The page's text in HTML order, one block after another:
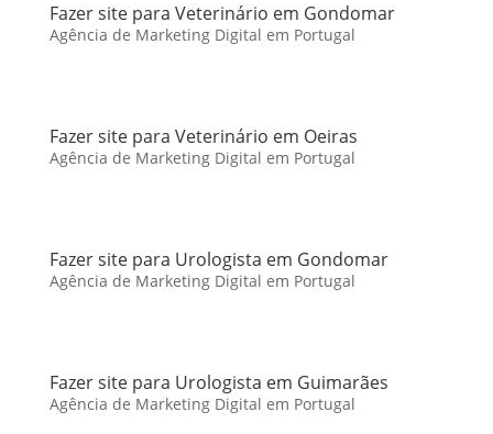
Fazer site para Veterinário em Gondomar
Agência de Marketing Digital em Portugal
Fazer site para Veterinário em Oeiras
Agência de Marketing Digital em Portugal
Fazer site para Urologista em Gondomar
Agência de Marketing Digital em Portugal
Fazer site para Urologista em Guimarães
Agência de Marketing Digital em Portugal